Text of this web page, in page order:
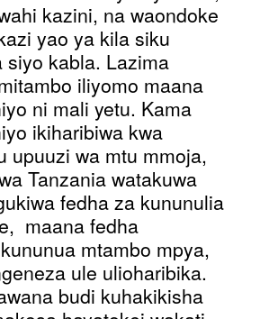
kazini, na waondoke
yao ya kila siku
siyo kabla. Lazima
iliyomo maana
ni mali yetu. Kama
ikiharibiwa kwa
upuuzi wa mtu mmoja,
Tanzania watakuwa
fedha za kununulia
maana fedha
mtambo mpya,
ule ulioharibika.
budi kuhakikisha